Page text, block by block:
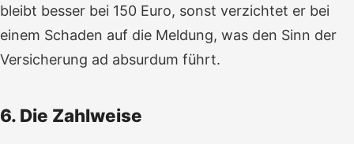
bleibt besser bei 150 Euro, sonst verzichtet er bei
einem Schaden auf die Meldung, was den Sinn der
Versicherung ad absurdum führt.
6. Die Zahlweise